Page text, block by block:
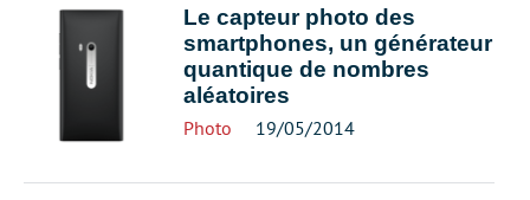
Le capteur photo des
smartphones, un générateur
quantique de nombres
aléatoires
Photo 19/05/2014